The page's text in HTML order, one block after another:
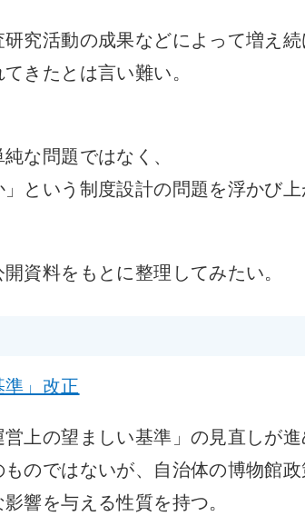
究活動の成果などによって増え
きたとは言い難い。
な問題ではなく、
という制度設計の問題を浮かび
資料をもとに整理してみたい。
準」改正
上の望ましい基準」の見直しが
のではないが、自治体の博物館
響を与える性質を持つ。